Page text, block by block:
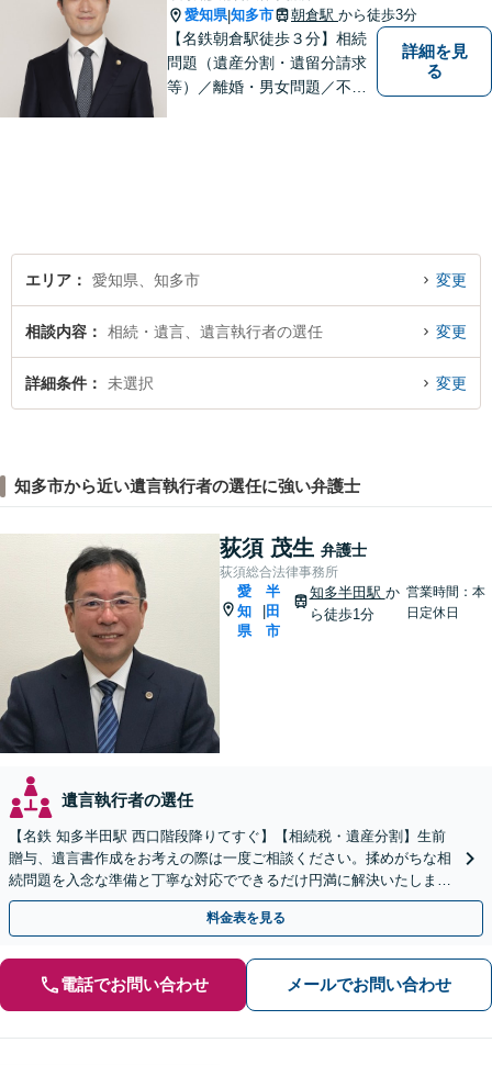
愛知県|知多市 朝倉駅 から徒歩3分
【名鉄朝倉駅徒歩３分】相続
問題（遺産分割・遺留分請求
等）／離婚・男女問題／不動
詳細を見
る
エリア 愛知県、知多市 変更
相談内容 相続・遺言、遺言執行者の選任 変更
詳細条件 未選択 変更
知多市から近い遺言執行者の選任に強い弁護士
荻須 茂生 弁護士
荻須総合法律事務所
愛
知
県
半
田
市
知多半田駅 か
ら徒歩1分
営業時間：本
日定休日
遺言執行者の選任
【名鉄 知多半田駅 西口階段降りてすぐ】【相続税・遺産分割】生前
贈与、遺言書作成をお考えの際は一度ご相談ください。揉めがちな相
続問題を入念な準備と丁寧な対応でできるだけ円満に解決いたしま
す。他士業連携で手間も最小限に。【初回相談30分無料】
料金表を見る
電話でお問い合わせ メールでお問い合わせ